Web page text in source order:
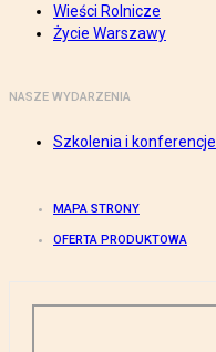
Wieści Rolnicze
Życie Warszawy
NASZE WYDARZENIA
Szkolenia i konferencje
MAPA STRONY
OFERTA PRODUKTOWA